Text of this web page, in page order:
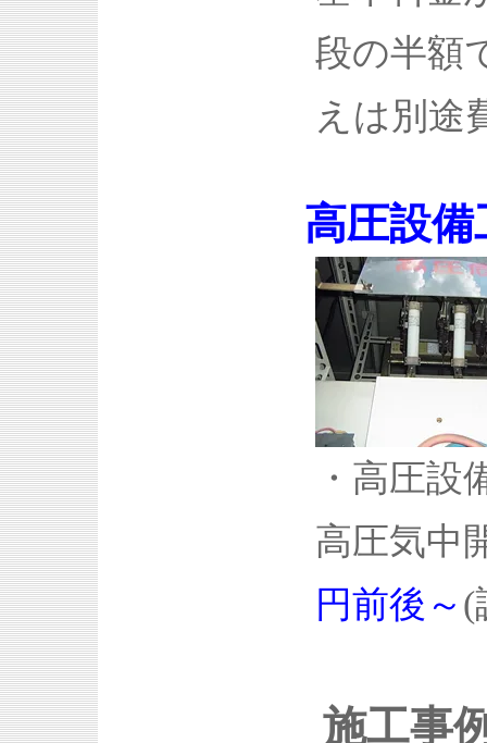
段の半額
えは別途
高圧設備
・高圧設
高圧気中
円前後～ (
施工事